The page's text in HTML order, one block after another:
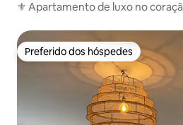
⚜ Apartamento de luxo no
Preferido dos hóspedes
Preferido dos hóspedes